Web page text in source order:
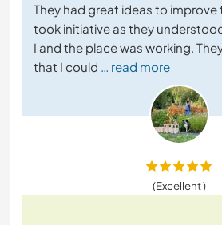
They had great ideas to improve
took initiative as they
I and the place was working.
that I could … read more
(Excellent )